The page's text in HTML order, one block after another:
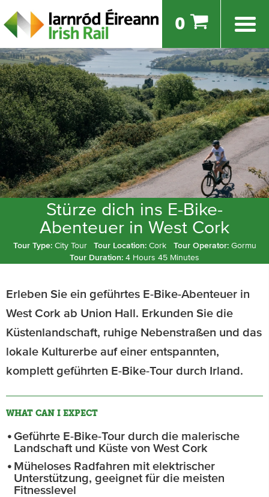
0
Stürze dich ins E-Bike-
Abenteuer in West Cork
Tour Type: City Tour Tour Location: Cork Tour Operator: Gormu
Tour Duration: 4 Hours 45 Minutes
Erleben Sie ein geführtes E-Bike-Abenteuer in
West Cork ab Union Hall. Erkunden Sie die
Küstenlandschaft, ruhige Nebenstraßen und das
lokale Kulturerbe auf einer entspannten,
komplett geführten E-Bike-Tour durch Irland.
WHAT CAN I EXPECT
Geführte E-Bike-Tour durch die malerische
Landschaft und Küste von West Cork
Müheloses Radfahren mit elektrischer
Unterstützung, geeignet für die meisten
Fitnesslevel